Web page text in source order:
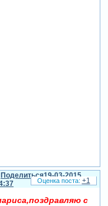
Поделиться19-03-2015
с
+1